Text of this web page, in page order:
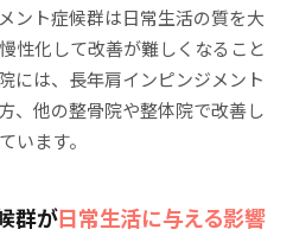
ント症候群は日常生活の質を大
性化して改善が難しくなること
には、長年肩インピンジメント
、他の整骨院や整体院で改善し
います。
群が日常生活に与える影響